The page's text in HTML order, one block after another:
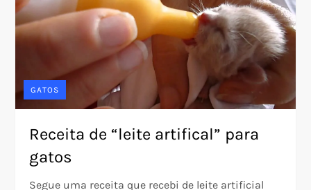
GATOS
Receita de “leite artifical” para
gatos
Segue uma receita que recebi de leite artificial